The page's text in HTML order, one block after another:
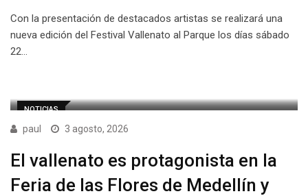
Con la presentación de destacados artistas se realizará una
nueva edición del Festival Vallenato al Parque los días sábado
22…
NOTICIAS
paul 3 agosto, 2026
El vallenato es protagonista en la
Feria de las Flores de Medellín y